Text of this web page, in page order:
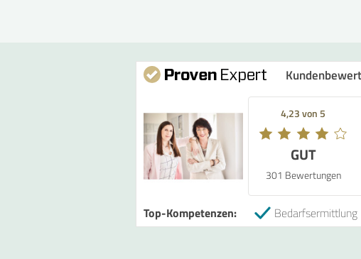
4,23 von 5
GUT
301 Bewertungen
Top-Kompetenzen: Bedarfsermittlung